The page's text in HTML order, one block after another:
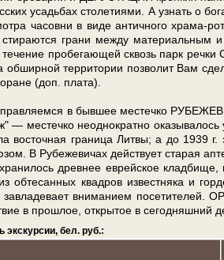
усадь­бах сто­ле­ти­я­ми. А узнать о
ча­сов­ни в ви­де ан­тич­но­го храма-
гра­ни меж­ду ма­те­ри­аль­ным
про­бе­га­ю­щей сквозь парк
об­шир­ной тер­ри­то­рии поз­во­лит Вам
(доп. пла­та).
в быв­шее ме­стеч­ко
— ме­стеч­ко неоднократно ока­зы­ва­лось
во­сточ­ная гра­ни­ца Лит­вы; а до 1939
В Ру­бе­же­ви­чах дей­ству­ет ста­рая
древ­нее ев­рей­ское
об­те­сан­ных квад­ров из­вест­ня­ка и
за­вла­де­ва­ет вни­ма­ни­ем
в про­шлое, от­кры­тое в се­го­дняш­ний
экскурсии, бел. руб.: